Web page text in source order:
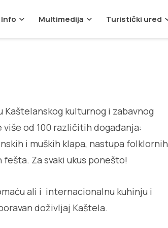
Info Multimedija Turistički ured
kulturnog i zabavnog
više od 100 različitih događanja:
i muških klapa, nastupa folklornih
Za svaki ukus ponešto!
ali i internacionalnu kuhinju i
doživljaj Kaštela.